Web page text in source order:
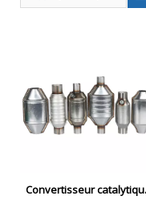
Convertisseur